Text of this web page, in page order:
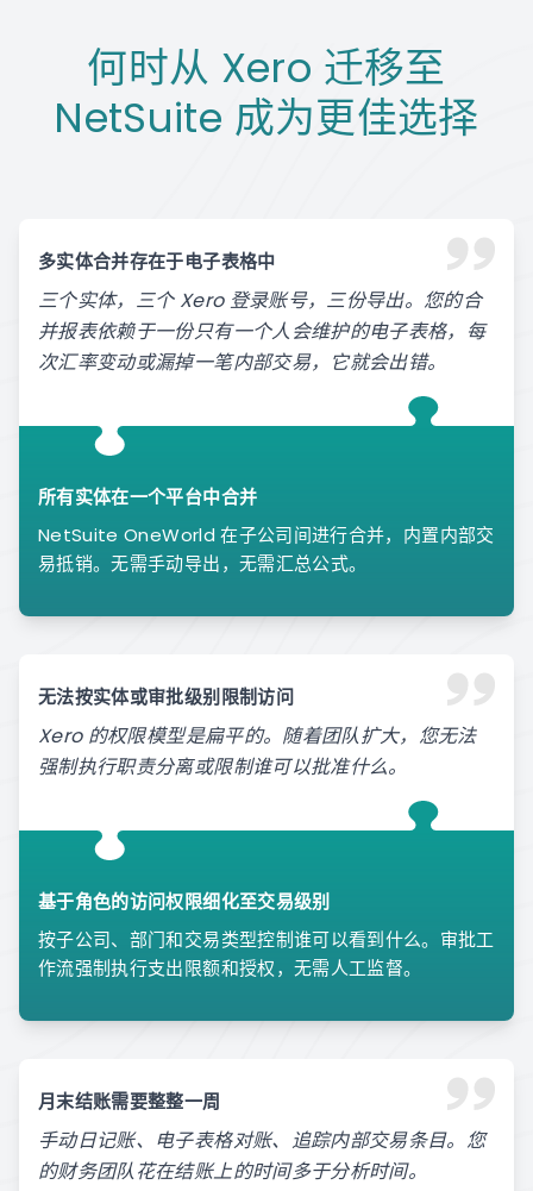
何时从 Xero 迁移至
NetSuite 成为更佳选择
多实体合并存在于电子表格中
三个实体，三个 Xero 登录账号，三份导出。您的合
并报表依赖于一份只有一个人会维护的电子表格，每
次汇率变动或漏掉一笔内部交易，它就会出错。
所有实体在一个平台中合并
NetSuite OneWorld 在子公司间进行合并，内置内部交
易抵销。无需手动导出，无需汇总公式。
无法按实体或审批级别限制访问
Xero 的权限模型是扁平的。随着团队扩大，您无法
强制执行职责分离或限制谁可以批准什么。
基于角色的访问权限细化至交易级别
按子公司、部门和交易类型控制谁可以看到什么。审批工
作流强制执行支出限额和授权，无需人工监督。
月末结账需要整整一周
手动日记账、电子表格对账、追踪内部交易条目。您
的财务团队花在结账上的时间多于分析时间。